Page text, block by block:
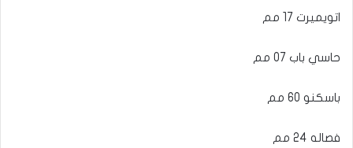
اتويميرت 17 مم
حاسي باب 07 مم
باسكنو 60 مم
فصاله 24 مم